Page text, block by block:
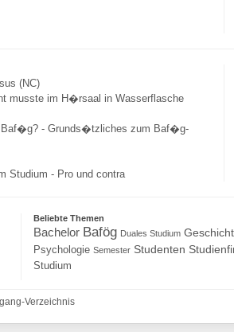
(NC)
musste im H�rsaal in Wasserflasche
Baf�g? - Grunds�tzliches zum Baf�g-
Studium - Pro und contra
Beliebte Themen
Bachelor Bafög Duales Studium
Psychologie Semester Studenten
Studium
Verzeichnis